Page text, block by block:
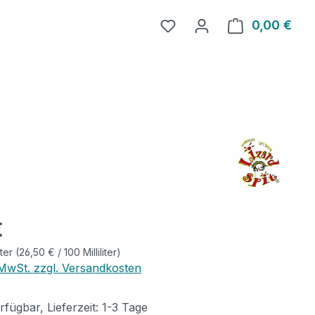
0,00 €
(26,50 € / 100 Milliliter)
zzgl. Versandkosten
Lieferzeit: 1-3 Tage